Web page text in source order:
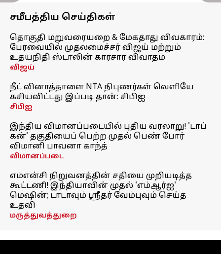
சமீபத்திய செய்திகள்
தொகுதி மறுவரையறை & மேகதாது விவகாரம்:
பேரவையில் முதலமைச்சர் விஜய் மற்றும்
உதயநிதி ஸ்டாலின் காரசார விவாதம்
விஜய்
நீட் வினாத்தாளை NTA நிபுணர்கள் வெளியே
கசியவிட்டது இப்படி தான்: சிபிஐ
சிபிஐ
இந்திய விமானப்படையில் புதிய வரலாறு! 'டாப்
கன்' தகுதியைப் பெற்ற முதல் பெண் போர்
விமானி பாவனா காந்த்
விமானப்படை
எம்என்சி நிறுவனத்தின் சதியை முறியடித்த
கூட்டணி! இந்தியாவின் முதல் 'எம்ஆர்ஐ'
மெஷின்; டாடாவும் ஸ்ரீதர் வேம்புவும் செய்த
உதவி
மருத்துவத்துறை